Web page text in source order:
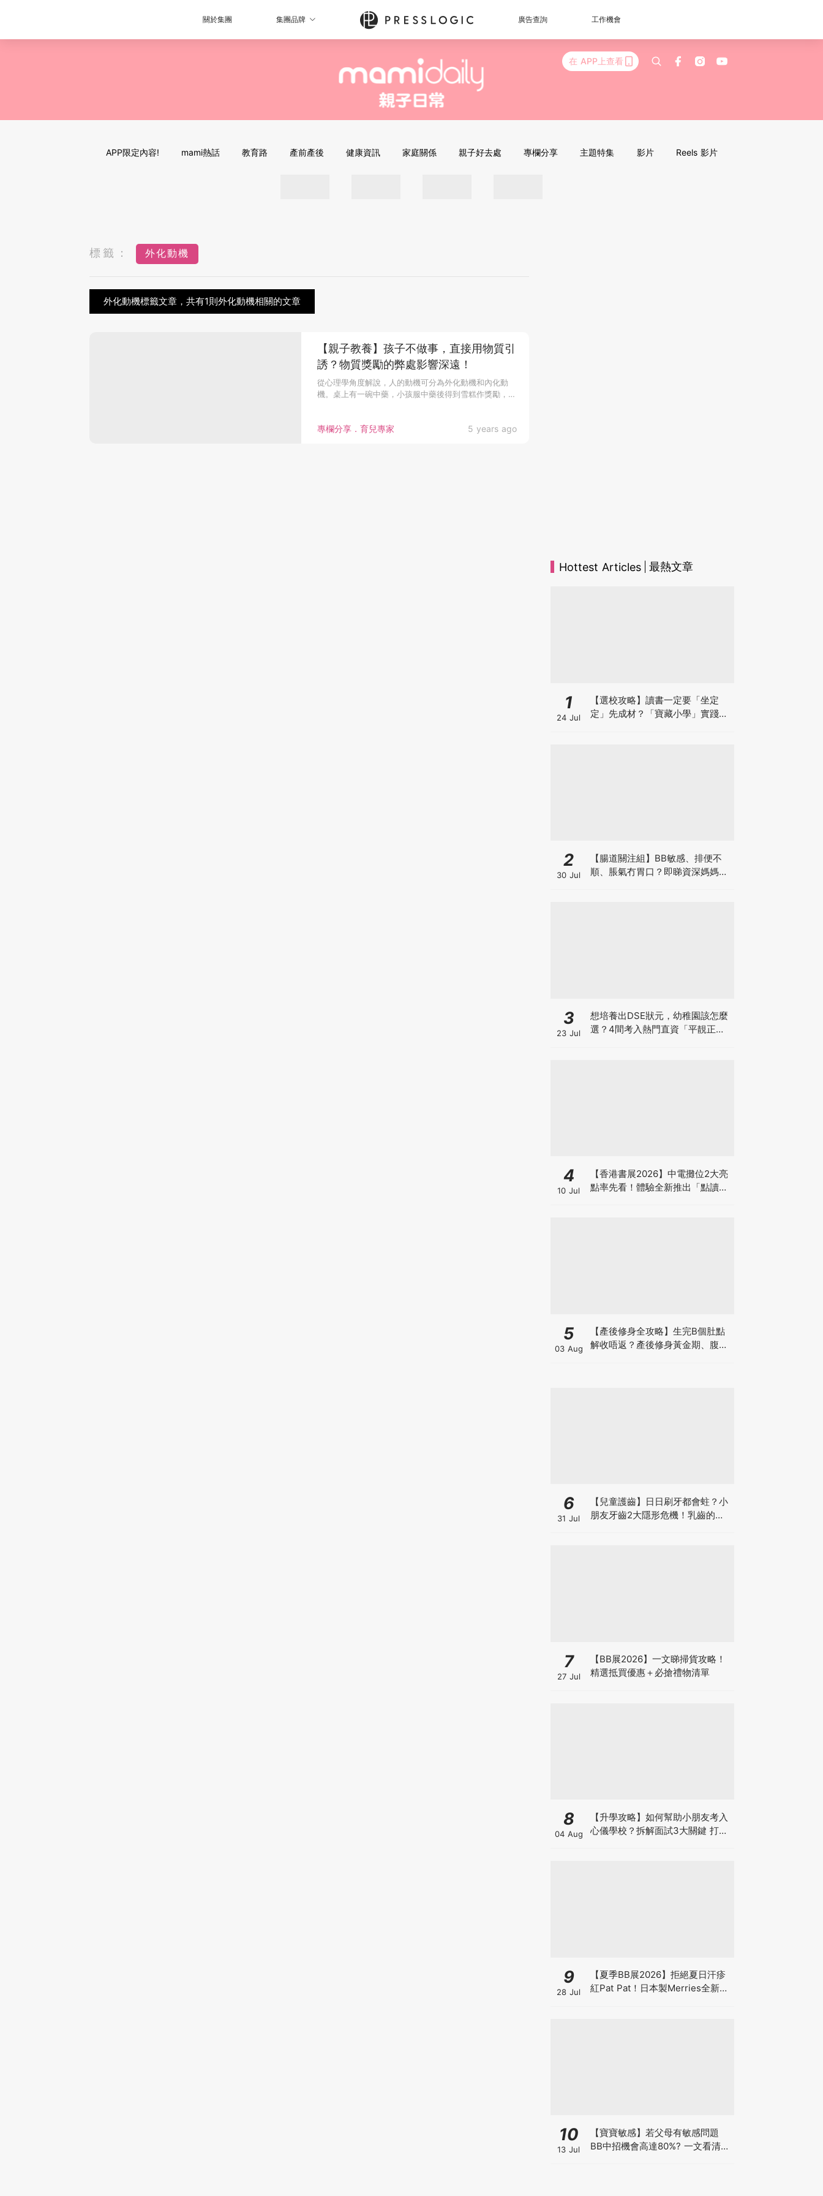
關於集團 集團品牌 廣告查詢 工作機會
在 APP上查看
APP限定內容! mami熱話 教育路 產前產後 健康資訊 家庭關係 親子好去處 專欄分享 主題特集 影片 Reels 影片
標籤： 外化動機
外化動機標籤文章，共有1則外化動機相關的文章
專欄分享．育兒專家 5 years ago
【親子教養】孩子不做事，直接用物質引
誘？物質獎勵的弊處影響深遠！
從心理學角度解說，人的動機可分為外化動機和內化動
機。桌上有一碗中藥，小孩服中藥後得到雪糕作獎勵，雪
Hottest Articles 最熱文章
1
24 Jul
【選校攻略】讀書一定要「坐定
定」先成材？「寶藏小學」實踐動
2
30 Jul
【腸道關注組】BB敏感、排便不
順、脹氣冇胃口？即睇資深媽媽分
3
23 Jul
想培養出DSE狀元，幼稚園該怎麼
選？4間考入熱門直資「平靚正」
4
10 Jul
【香港書展2026】中電攤位2大亮
點率先看！體驗全新推出「點讀故
5
03 Aug
【產後修身全攻略】生完B個肚點
解收唔返？產後修身黃金期、腹直
6
31 Jul
【兒童護齒】日日刷牙都會蛀？小
朋友牙齒2大隱形危機！乳齒的琺
7
27 Jul
【BB展2026】一文睇掃貨攻略！
精選抵買優惠＋必搶禮物清單
8
04 Aug
【升學攻略】如何幫助小朋友考入
心儀學校？拆解面試3大關鍵 打好
9
28 Jul
【夏季BB展2026】拒絕夏日汗疹
紅Pat Pat！日本製Merries全新超
10
13 Jul
【寶寶敏感】若父母有敏感問題
BB中招機會高達80%? 一文看清預